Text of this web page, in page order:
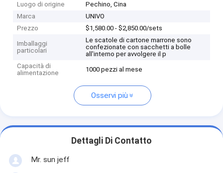
Luogo di origine
Pechino, Cina
Marca
UNIVO
Prezzo
$1,580.00 - $2,850.00/sets
Imballaggi
particolari
Le scatole di cartone marrone sono
confezionate con sacchetti a bolle
all'interno per avvolgere il p
Capacità di
alimentazione
1000 pezzi al mese
Osservi più
Dettagli Di Contatto
Mr. sun jeff